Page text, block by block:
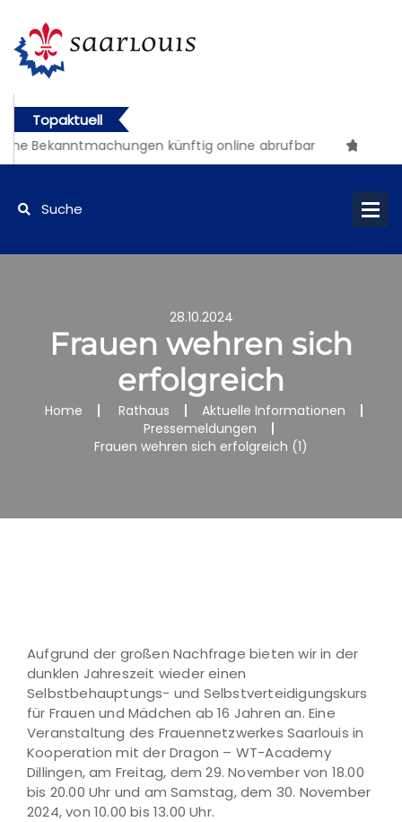
Topaktuell
Bekanntmachungen künftig online abrufbar
28.10.2024
Frauen wehren sich
erfolgreich
Home Rathaus
Aktuelle Informationen
Pressemeldungen
Frauen wehren sich erfolgreich (1)
Aufgrund der großen Nachfrage bieten wir in der
dunklen Jahreszeit wieder einen
Selbstbehauptungs- und Selbstverteidigungskurs
für Frauen und Mädchen ab 16 Jahren an. Eine
Veranstaltung des Frauennetzwerkes Saarlouis in
Kooperation mit der Dragon – WT-Academy
Dillingen, am Freitag, dem 29. November von 18.00
bis 20.00 Uhr und am Samstag, dem 30. November
2024, von 10.00 bis 13.00 Uhr.